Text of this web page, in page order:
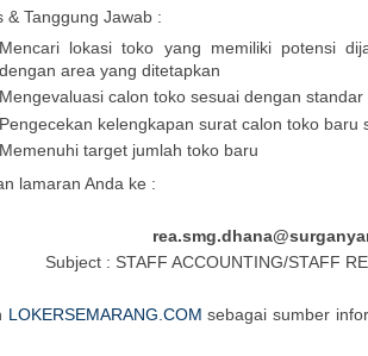
& Tanggung Jawab :
Mencari lokasi toko yang memiliki potensi
dengan area yang ditetapkan
Mengevaluasi calon toko sesuai dengan
Pengecekan kelengkapan surat calon toko baru
Memenuhi target jumlah toko baru
lamaran Anda ke :
Subject : STAFF ACCOUNTING/STAFF
LOKERSEMARANG.COM sebagai sumber